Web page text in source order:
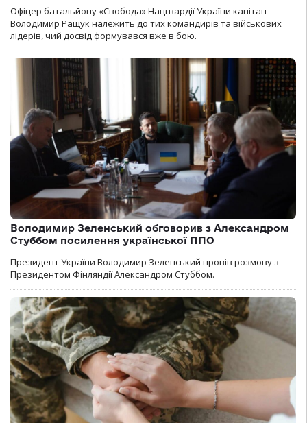
Офіцер батальйону «Свобода» Нацгвардії України капітан
Володимир Ращук належить до тих командирів та військових
лідерів, чий досвід формувався вже в бою.
Володимир Зеленський обговорив з Александром
Стуббом посилення української ППО
Президент України Володимир Зеленський провів розмову з
Президентом Фінляндії Александром Стуббом.